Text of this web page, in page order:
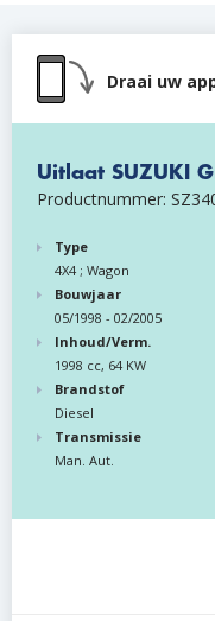
Draai uw
Uitlaat SUZUKI
Productnummer:
Type
4X4 ; Wagon
Bouwjaar
05/1998 - 02/2005
Inhoud/Verm.
1998 cc, 64 KW
Brandstof
Diesel
Transmissie
Man. Aut.